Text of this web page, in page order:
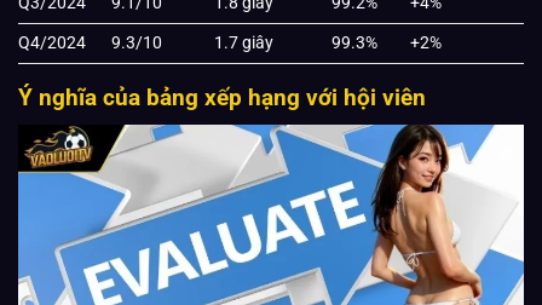
Q4/2024
9.3/10 1.7 giây 99.3% +2%
Ý nghĩa của bảng xếp hạng với hội viên